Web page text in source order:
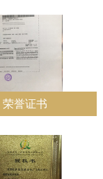
荣誉证书